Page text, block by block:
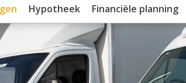
Hypotheek Financiële planning